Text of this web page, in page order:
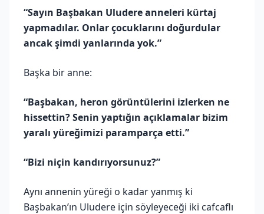
“Sayın Başbakan Uludere anneleri kürtaj
yapmadılar. Onlar çocuklarını doğurdular
ancak şimdi yanlarında yok.”
Başka bir anne:
“Başbakan, heron görüntülerini izlerken ne
hissettin? Senin yaptığın açıklamalar bizim
yaralı yüreğimizi paramparça etti.”
“Bizi niçin kandırıyorsunuz?”
Aynı annenin yüreği o kadar yanmış ki
Başbakan’ın Uludere için söyleyeceği iki cafcaflı